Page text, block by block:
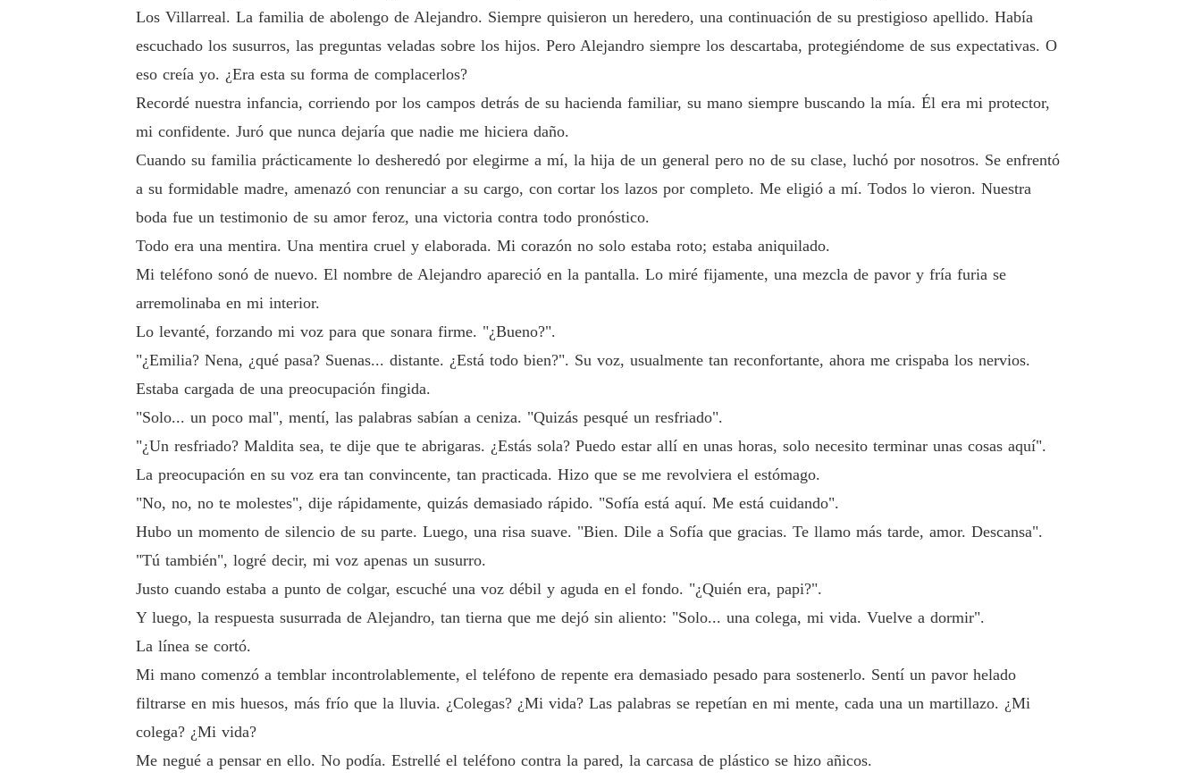
Los Villarreal. La familia de abolengo de Alejandro. Siempre quisieron un heredero, una continuación de su prestigioso apellido. Había
escuchado los susurros, las preguntas veladas sobre los hijos. Pero Alejandro siempre los descartaba, protegiéndome de sus expectativas. O
eso creía yo. ¿Era esta su forma de complacerlos?
Recordé nuestra infancia, corriendo por los campos detrás de su hacienda familiar, su mano siempre buscando la mía. Él era mi protector,
mi confidente. Juró que nunca dejaría que nadie me hiciera daño.
Cuando su familia prácticamente lo desheredó por elegirme a mí, la hija de un general pero no de su clase, luchó por nosotros. Se enfrentó
a su formidable madre, amenazó con renunciar a su cargo, con cortar los lazos por completo. Me eligió a mí. Todos lo vieron. Nuestra
boda fue un testimonio de su amor feroz, una victoria contra todo pronóstico.
Todo era una mentira. Una mentira cruel y elaborada. Mi corazón no solo estaba roto; estaba aniquilado.
Mi teléfono sonó de nuevo. El nombre de Alejandro apareció en la pantalla. Lo miré fijamente, una mezcla de pavor y fría furia se
arremolinaba en mi interior.
Lo levanté, forzando mi voz para que sonara firme. "¿Bueno?".
"¿Emilia? Nena, ¿qué pasa? Suenas... distante. ¿Está todo bien?". Su voz, usualmente tan reconfortante, ahora me crispaba los nervios.
Estaba cargada de una preocupación fingida.
"Solo... un poco mal", mentí, las palabras sabían a ceniza. "Quizás pesqué un resfriado".
"¿Un resfriado? Maldita sea, te dije que te abrigaras. ¿Estás sola? Puedo estar allí en unas horas, solo necesito terminar unas cosas aquí".
La preocupación en su voz era tan convincente, tan practicada. Hizo que se me revolviera el estómago.
"No, no, no te molestes", dije rápidamente, quizás demasiado rápido. "Sofía está aquí. Me está cuidando".
Hubo un momento de silencio de su parte. Luego, una risa suave. "Bien. Dile a Sofía que gracias. Te llamo más tarde, amor. Descansa".
"Tú también", logré decir, mi voz apenas un susurro.
Justo cuando estaba a punto de colgar, escuché una voz débil y aguda en el fondo. "¿Quién era, papi?".
Y luego, la respuesta susurrada de Alejandro, tan tierna que me dejó sin aliento: "Solo... una colega, mi vida. Vuelve a dormir".
La línea se cortó.
Mi mano comenzó a temblar incontrolablemente, el teléfono de repente era demasiado pesado para sostenerlo. Sentí un pavor helado
filtrarse en mis huesos, más frío que la lluvia. ¿Colegas? ¿Mi vida? Las palabras se repetían en mi mente, cada una un martillazo. ¿Mi
colega? ¿Mi vida?
Me negué a pensar en ello. No podía. Estrellé el teléfono contra la pared, la carcasa de plástico se hizo añicos.